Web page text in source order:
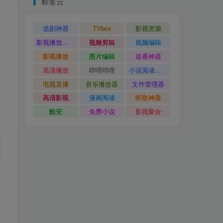
追剧神器 TVbox
影视资源
影视播放神器
视频剪辑
视频编辑
影视播放
图片编辑
追番神器
高清播放
哔哩哔哩
小说阅读神器
电视直播
音乐播放器
文件管理器
高清影视
漫画阅读
听歌神器
酷安
免费小说 影视聚合